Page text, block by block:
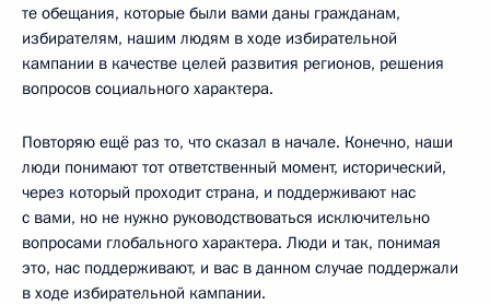
те обещания, которые были вами даны гражданам,
избирателям, нашим людям в ходе избирательной
кампании в качестве целей развития регионов, решения
вопросов социального характера.
Повторяю ещё раз то, что сказал в начале. Конечно, наши
люди понимают тот ответственный момент, исторический,
через который проходит страна, и поддерживают нас
с вами, но не нужно руководствоваться исключительно
вопросами глобального характера. Люди и так, понимая
это, нас поддерживают, и вас в данном случае поддержали
в ходе избирательной кампании.